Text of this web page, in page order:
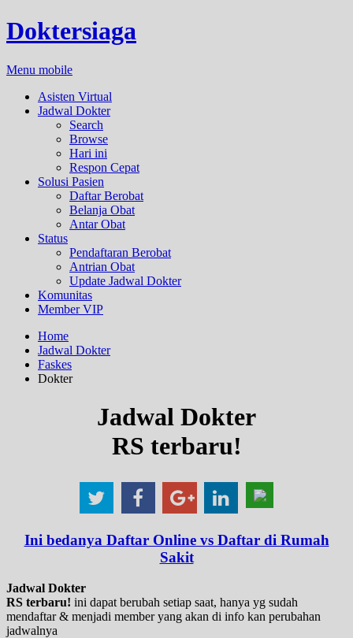
Doktersiaga
Menu mobile
Asisten Virtual
Jadwal Dokter
Search
Browse
Hari ini
Respon Cepat
Solusi Pasien
Daftar Berobat
Belanja Obat
Antar Obat
Status
Pendaftaran Berobat
Antrian Obat
Update Jadwal Dokter
Komunitas
Member VIP
Home
Jadwal Dokter
Faskes
Dokter
Jadwal Dokter
RS terbaru!
Ini bedanya Daftar Online vs Daftar di Rumah
Sakit
Jadwal Dokter
RS terbaru! ini dapat berubah setiap saat, hanya yg sudah
mendaftar & menjadi member yang akan di info kan perubahan
jadwalnya